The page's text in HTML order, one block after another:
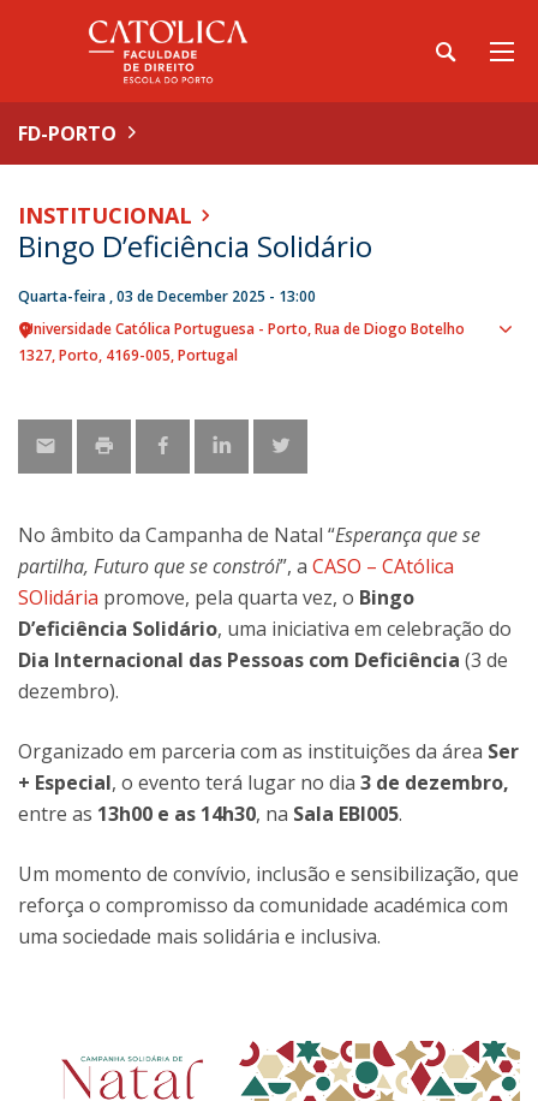
FD-PORTO
INSTITUCIONAL
Bingo D’eficiência Solidário
Quarta-feira , 03 de December 2025 - 13:00
Universidade Católica Portuguesa - Porto Rua de Diogo Botelho
1327 Porto 4169-005 Portugal
No âmbito da Campanha de Natal “Esperança que se
partilha, Futuro que se constrói”, a CASO – CAtólica
SOlidária promove, pela quarta vez, o Bingo
D’eficiência Solidário, uma iniciativa em celebração do
Dia Internacional das Pessoas com Deficiência (3 de
dezembro).
Organizado em parceria com as instituições da área Ser
+ Especial, o evento terá lugar no dia 3 de dezembro,
entre as 13h00 e as 14h30, na Sala EBI005.
Um momento de convívio, inclusão e sensibilização, que
reforça o compromisso da comunidade académica com
uma sociedade mais solidária e inclusiva.